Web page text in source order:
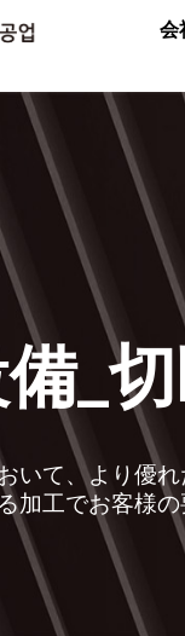
会
_
いて、より優れ
加工でお客様